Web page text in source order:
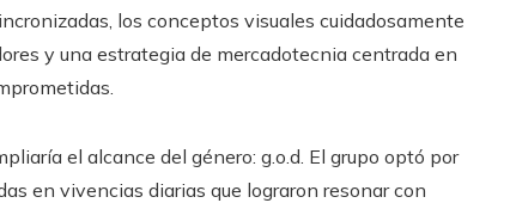
los conceptos visuales cuidadosamente
y una estrategia de mercadotecnia centrada en
el alcance del género: g.o.d. El grupo optó por
en vivencias diarias que lograron resonar con